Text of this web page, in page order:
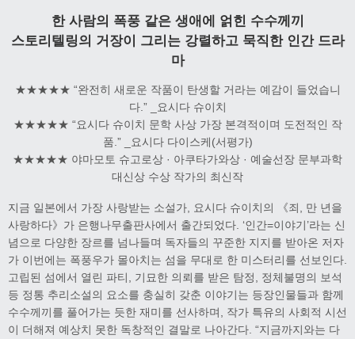
한 사람의 폭풍 같은 생애에 얽힌 수수께끼
스토리텔링의 거장이 그리는 강렬하고 묵직한 인간 드라
마
★★★★★ “완전히 새로운 작품이 탄생할 거라는 예감이 들었습니
다.” _요시다 슈이치
★★★★★ “요시다 슈이치 문학 사상 가장 본격적이며 도전적인 작
품.” _요시다 다이스케(서평가)
★★★★★ 야마모토 슈고로상 · 아쿠타가와상 · 예술선장 문부과학
대신상 수상 작가의 최신작
지금 일본에서 가장 사랑받는 소설가, 요시다 슈이치의 《죄, 만 년을
사랑하다》가 은행나무출판사에서 출간되었다. ‘인간=이야기’라는 신
념으로 다양한 장르를 넘나들며 독자들의 꾸준한 지지를 받아온 저자
가 이번에는 폭풍우가 몰아치는 섬을 무대로 한 미스터리를 선보인다.
고립된 섬에서 열린 파티, 기묘한 의뢰를 받은 탐정, 정체불명의 보석
등 정통 추리소설의 요소를 충실히 갖춘 이야기는 등장인물들과 함께
수수께끼를 풀어가는 듯한 재미를 선사하며, 작가 특유의 사회적 시선
이 더해져 예상치 못한 독창적인 결말로 나아간다. “지금까지와는 다